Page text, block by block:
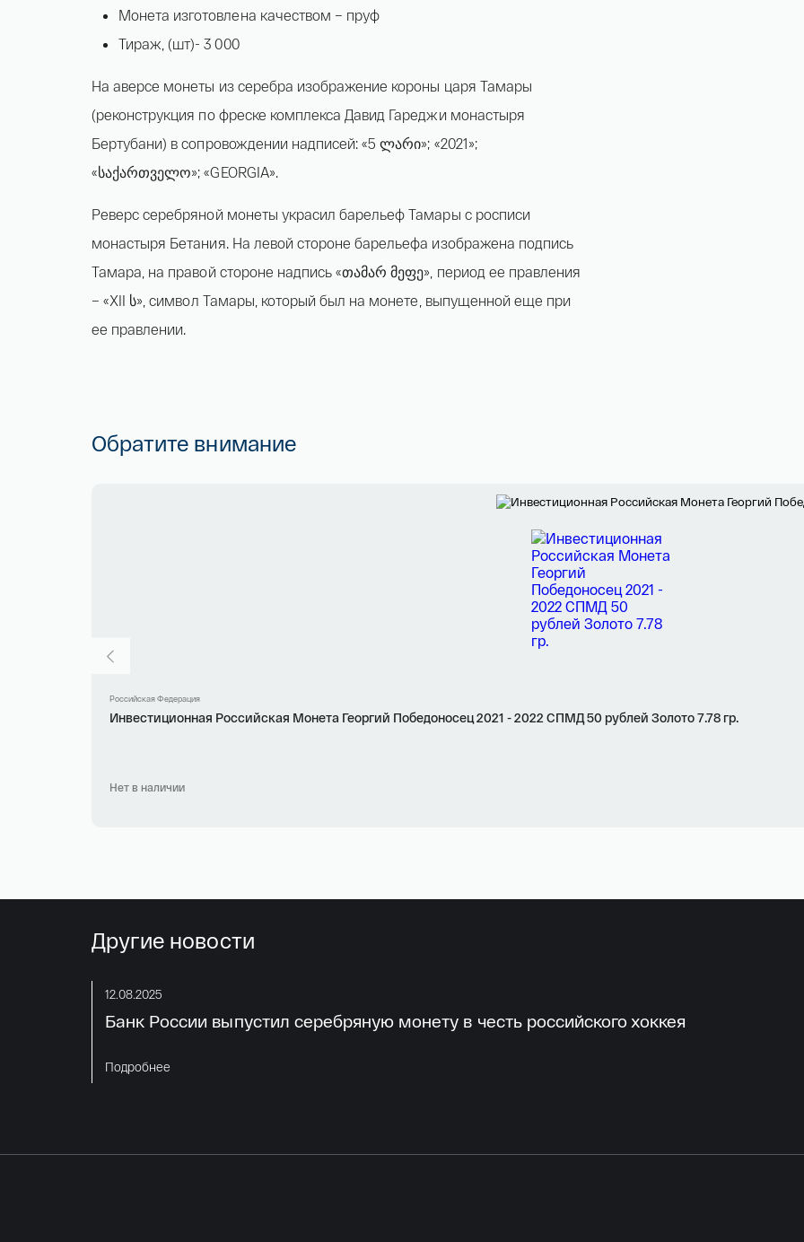
Монета изготовлена качеством – пруф
Тираж, (шт)- 3 000
На аверсе монеты из серебра изображение короны царя Тамары
(реконструкция по фреске комплекса Давид Гареджи монастыря
Бертубани) в сопровождении надписей: «5 ლარი»; «2021»;
«საქართველო»; «GEORGIA».
Реверс серебряной монеты украсил барельеф Тамары с росписи
монастыря Бетания. На левой стороне барельефа изображена подпись
Тамара, на правой стороне надпись «თამარ მეფე», период ее правления
– «XII ს», символ Тамары, который был на монете, выпущенной еще при
ее правлении.
Обратите внимание
Российская Федерация
Инвестиционная Российская Монета Георгий Победоносец 2021 - 2022 СПМД 50 рублей Золото 7.78 гр.
Нет в наличии
Другие новости
12.08.2025
Банк России выпустил серебряную монету в честь российского хоккея
Подробнее
Имя*